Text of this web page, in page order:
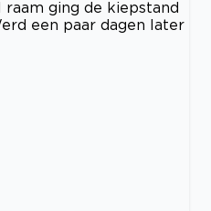
raam ging de kiepstand
een paar dagen later